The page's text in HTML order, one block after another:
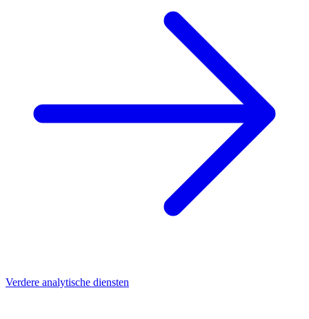
Verdere analytische diensten